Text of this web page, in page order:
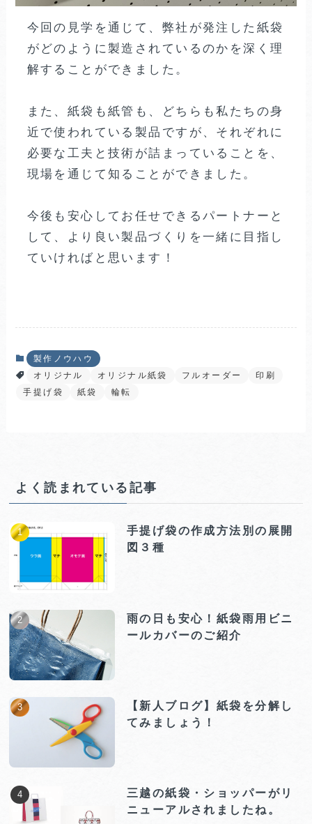
今回の見学を通じて、弊社が発注した紙袋
がどのように製造されているのかを深く理
解することができました。
また、紙袋も紙管も、どちらも私たちの身
近で使われている製品ですが、それぞれに
必要な工夫と技術が詰まっていることを、
現場を通じて知ることができました。
今後も安心してお任せできるパートナーと
して、より良い製品づくりを一緒に目指し
ていければと思います！
製作ノウハウ
オリジナル
オリジナル紙袋 フルオーダー
印刷
手提げ袋
紙袋 輪転
よく読まれている記事
手提げ袋の作成方法別の展開
図３種
雨の日も安心！紙袋雨用ビニ
ールカバーのご紹介
【新人ブログ】紙袋を分解し
てみましょう！
三越の紙袋・ショッパーがリ
ニューアルされましたね。